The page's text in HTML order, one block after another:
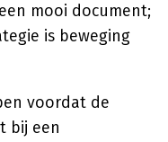
mooi document;
is beweging
voordat de
bij een